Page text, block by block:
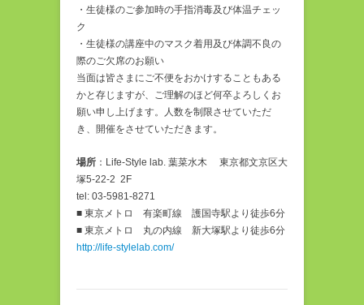
・生徒様のご参加時の手指消毒及び体温チェッ
ク
・生徒様の講座中のマスク着用及び体調不良の
際のご欠席のお願い
当面は皆さまにご不便をおかけすることもある
かと存じますが、ご理解のほど何卒よろしくお
願い申し上げます。人数を制限させていただ
き、開催をさせていただきます。
場所 ：Life-Style lab. 葉菜水木 東京都文京区大
塚5-22-2 2F
tel: 03-5981-8271
■ 東京メトロ 有楽町線 護国寺駅より徒歩6分
■ 東京メトロ 丸の内線 新大塚駅より徒歩6分
http://life-stylelab.com/